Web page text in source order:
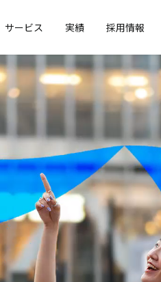
サービス 実績 採用情報